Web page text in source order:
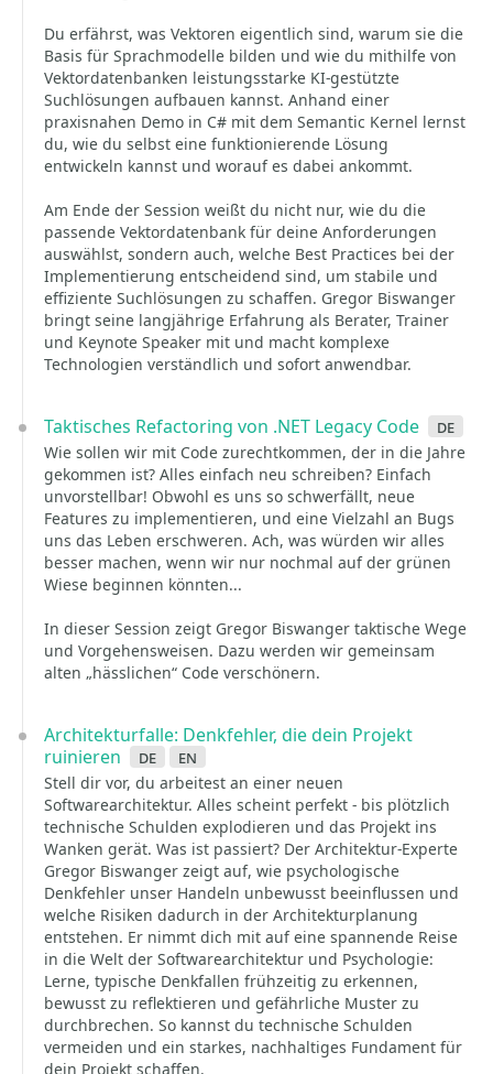
Du erfährst, was Vektoren eigentlich sind, warum sie die
Basis für Sprachmodelle bilden und wie du mithilfe von
Vektordatenbanken leistungsstarke KI-gestützte
Suchlösungen aufbauen kannst. Anhand einer
praxisnahen Demo in C# mit dem Semantic Kernel lernst
du, wie du selbst eine funktionierende Lösung
entwickeln kannst und worauf es dabei ankommt.
Am Ende der Session weißt du nicht nur, wie du die
passende Vektordatenbank für deine Anforderungen
auswählst, sondern auch, welche Best Practices bei der
Implementierung entscheidend sind, um stabile und
effiziente Suchlösungen zu schaffen. Gregor Biswanger
bringt seine langjährige Erfahrung als Berater, Trainer
und Keynote Speaker mit und macht komplexe
Technologien verständlich und sofort anwendbar.
Taktisches Refactoring von .NET Legacy Code de
Wie sollen wir mit Code zurechtkommen, der in die Jahre
gekommen ist? Alles einfach neu schreiben? Einfach
unvorstellbar! Obwohl es uns so schwerfällt, neue
Features zu implementieren, und eine Vielzahl an Bugs
uns das Leben erschweren. Ach, was würden wir alles
besser machen, wenn wir nur nochmal auf der grünen
Wiese beginnen könnten...
In dieser Session zeigt Gregor Biswanger taktische Wege
und Vorgehensweisen. Dazu werden wir gemeinsam
alten „hässlichen“ Code verschönern.
Architekturfalle: Denkfehler, die dein Projekt
ruinieren
de en
Stell dir vor, du arbeitest an einer neuen
Softwarearchitektur. Alles scheint perfekt - bis plötzlich
technische Schulden explodieren und das Projekt ins
Wanken gerät. Was ist passiert? Der Architektur-Experte
Gregor Biswanger zeigt auf, wie psychologische
Denkfehler unser Handeln unbewusst beeinflussen und
welche Risiken dadurch in der Architekturplanung
entstehen. Er nimmt dich mit auf eine spannende Reise
in die Welt der Softwarearchitektur und Psychologie:
Lerne, typische Denkfallen frühzeitig zu erkennen,
bewusst zu reflektieren und gefährliche Muster zu
durchbrechen. So kannst du technische Schulden
vermeiden und ein starkes, nachhaltiges Fundament für
dein Projekt schaffen.